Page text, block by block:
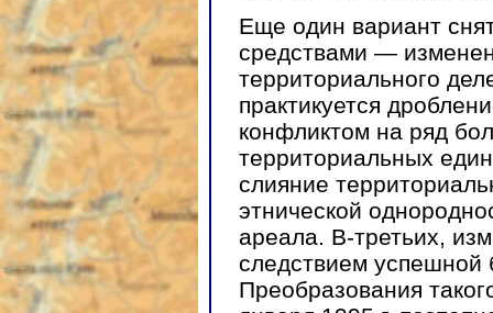
Еще один вариант
средствами —
территориального
практикуется
конфликтом на ряд
территориальных
слияние
этнической
ареала. В-третьих,
следствием
Преобразования